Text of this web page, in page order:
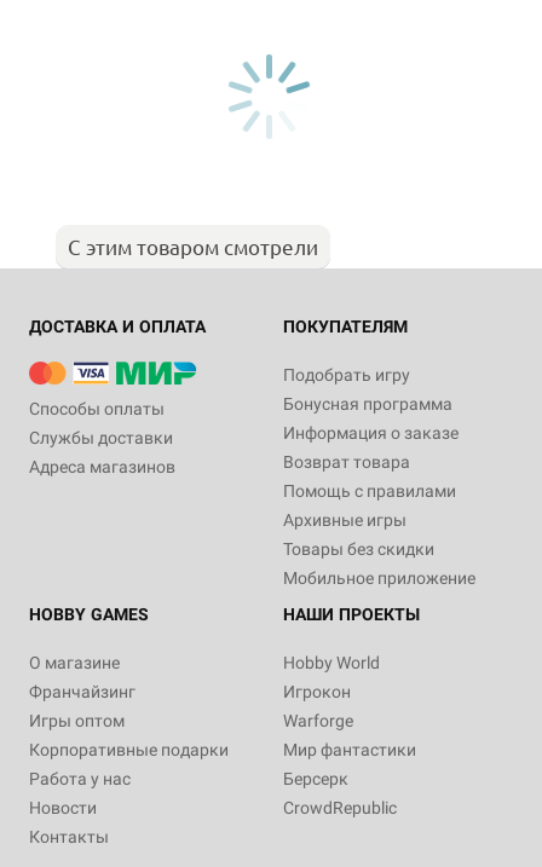
С этим товаром смотрели
ДОСТАВКА И ОПЛАТА
Способы оплаты
Службы доставки
Адреса магазинов
ПОКУПАТЕЛЯМ
Подобрать игру
Бонусная программа
Информация о заказе
Возврат товара
Помощь с правилами
Архивные игры
Товары без скидки
Мобильное приложение
HOBBY GAMES
О магазине
Франчайзинг
Игры оптом
Корпоративные подарки
Работа у нас
Новости
Контакты
НАШИ ПРОЕКТЫ
Hobby World
Игрокон
Warforge
Мир фантастики
Берсерк
CrowdRepublic